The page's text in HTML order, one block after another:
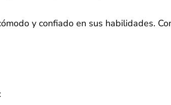
y confiado en sus habilidades.